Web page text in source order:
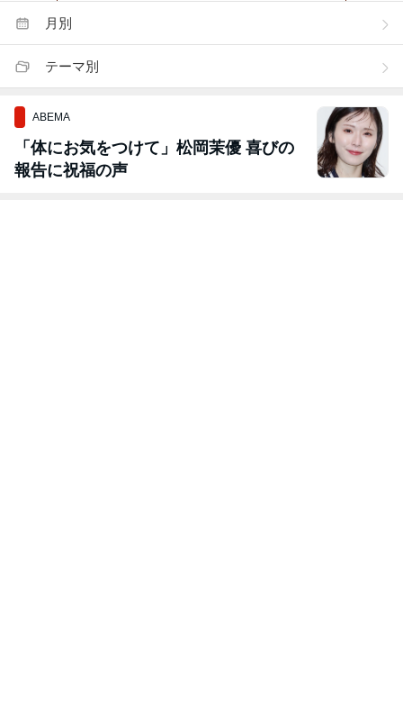
月別
テーマ別
ABEMA
「体にお気をつけて」松岡茉優 喜びの
報告に祝福の声